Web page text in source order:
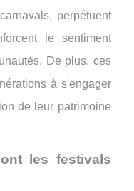
perpétuent
le sentiment
De plus, ces
à s'engager
de leur patrimoine
les festivals